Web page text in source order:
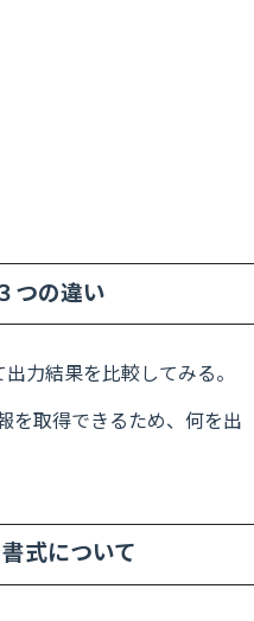
つの違い
力結果を比較してみる。
取得できるため、 何を出
式について